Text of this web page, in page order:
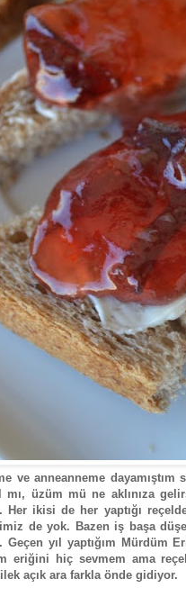
ve anneanneme dayamıştım
üzüm mü ne aklınıza
ikisi de her yaptığı
de yok. Bazen iş başa
yıl yaptığım Mürdüm
eriğini hiç sevmem ama
açık ara farkla önde gidiyor.